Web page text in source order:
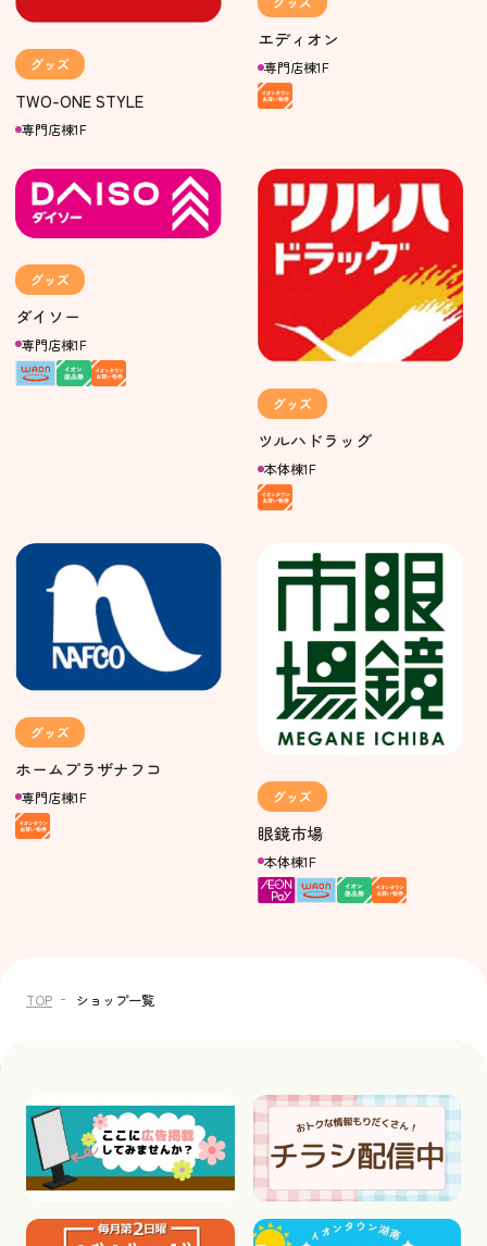
グッズ
TWO-ONE STYLE
専門店棟1F
エディオン
専門店棟1F
グッズ
ダイソー
専門店棟1F
グッズ
ツルハドラッグ
本体棟1F
グッズ
ホームプラザナフコ
専門店棟1F グッズ
眼鏡市場
本体棟1F
TOP ショップ一覧